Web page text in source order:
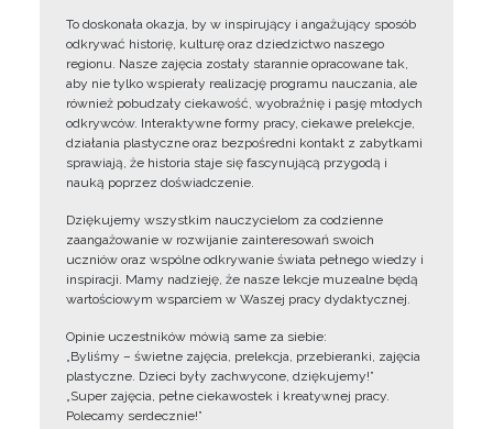
To doskonała okazja, by w inspirujący i angażujący sposób
odkrywać historię, kulturę oraz dziedzictwo naszego
regionu. Nasze zajęcia zostały starannie opracowane tak,
aby nie tylko wspierały realizację programu nauczania, ale
również pobudzały ciekawość, wyobraźnię i pasję młodych
odkrywców. Interaktywne formy pracy, ciekawe prelekcje,
działania plastyczne oraz bezpośredni kontakt z zabytkami
sprawiają, że historia staje się fascynującą przygodą i
nauką poprzez doświadczenie.
Dziękujemy wszystkim nauczycielom za codzienne
zaangażowanie w rozwijanie zainteresowań swoich
uczniów oraz wspólne odkrywanie świata pełnego wiedzy i
inspiracji. Mamy nadzieję, że nasze lekcje muzealne będą
wartościowym wsparciem w Waszej pracy dydaktycznej.
Opinie uczestników mówią same za siebie:
„Byliśmy – świetne zajęcia, prelekcja, przebieranki, zajęcia
plastyczne. Dzieci były zachwycone, dziękujemy!”
„Super zajęcia, pełne ciekawostek i kreatywnej pracy.
Polecamy serdecznie!”